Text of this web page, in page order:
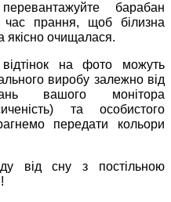
барабан
прання, щоб білизна
якісно очищалася.
на фото можуть
виробу залежно від
вашого монітора
та особистого
передати кольори
від сну з постільною